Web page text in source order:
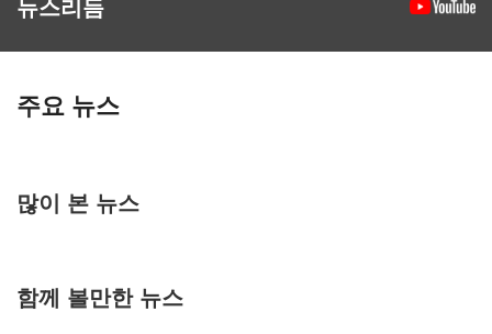
주요 뉴스
많이 본 뉴스
함께 볼만한 뉴스